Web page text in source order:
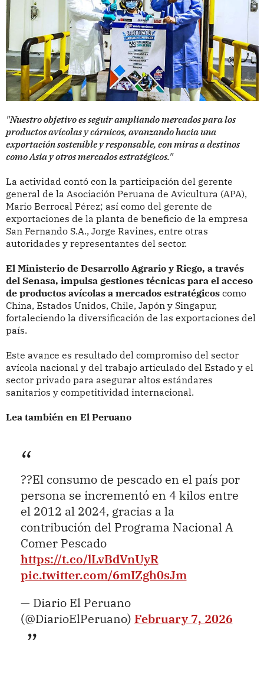
"Nuestro objetivo es seguir ampliando mercados para los
productos avícolas y cárnicos, avanzando hacia una
exportación sostenible y responsable, con miras a destinos
como Asia y otros mercados estratégicos."
La actividad contó con la participación del gerente
general de la Asociación Peruana de Avicultura (APA),
Mario Berrocal Pérez; así como del gerente de
exportaciones de la planta de beneficio de la empresa
San Fernando S.A., Jorge Ravines, entre otras
autoridades y representantes del sector.
El Ministerio de Desarrollo Agrario y Riego, a través
del Senasa, impulsa gestiones técnicas para el acceso
de productos avícolas a mercados estratégicos como
China, Estados Unidos, Chile, Japón y Singapur,
fortaleciendo la diversificación de las exportaciones del
país.
Este avance es resultado del compromiso del sector
avícola nacional y del trabajo articulado del Estado y el
sector privado para asegurar altos estándares
sanitarios y competitividad internacional.
Lea también en El Peruano
??El consumo de pescado en el país por
persona se incrementó en 4 kilos entre
el 2012 al 2024, gracias a la
contribución del Programa Nacional A
Comer Pescado
https://t.co/lLvBdVnUyR
pic.twitter.com/6mIZgh0sJm
— Diario El Peruano
(@DiarioElPeruano) February 7, 2026